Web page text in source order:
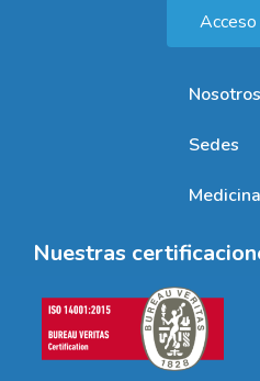
Nosotros
Sedes
Nuestras